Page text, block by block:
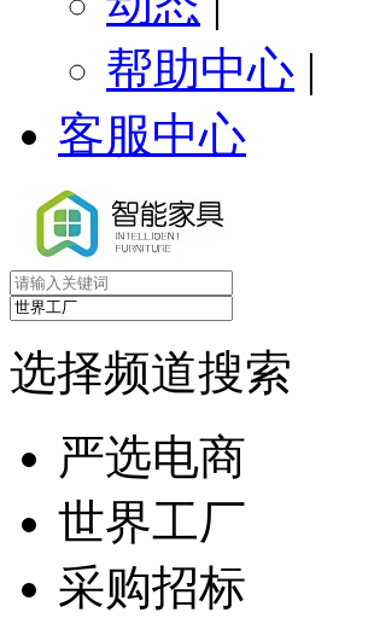
帮助中心 |
客服中心
选择频道搜索
严选电商
世界工厂
采购招标